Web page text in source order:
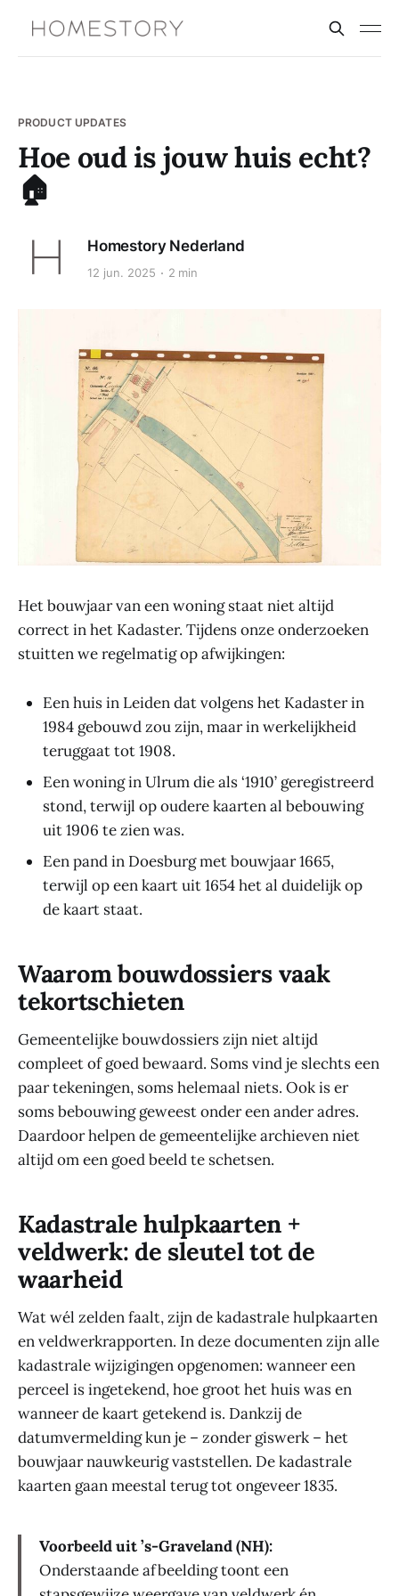
PRODUCT UPDATES
Hoe oud is jouw huis echt?
🏠
Homestory Nederland
12 jun. 2025 2 min
Het bouwjaar van een woning staat niet altijd
correct in het Kadaster. Tijdens onze onderzoeken
stuitten we regelmatig op afwijkingen:
Een huis in Leiden dat volgens het Kadaster in
1984 gebouwd zou zijn, maar in werkelijkheid
teruggaat tot 1908.
Een woning in Ulrum die als ‘1910’ geregistreerd
stond, terwijl op oudere kaarten al bebouwing
uit 1906 te zien was.
Een pand in Doesburg met bouwjaar 1665,
terwijl op een kaart uit 1654 het al duidelijk op
de kaart staat.
Waarom bouwdossiers vaak
tekortschieten
Gemeentelijke bouwdossiers zijn niet altijd
compleet of goed bewaard. Soms vind je slechts een
paar tekeningen, soms helemaal niets. Ook is er
soms bebouwing geweest onder een ander adres.
Daardoor helpen de gemeentelijke archieven niet
altijd om een goed beeld te schetsen.
Kadastrale hulpkaarten +
veldwerk: de sleutel tot de
waarheid
Wat wél zelden faalt, zijn de kadastrale hulpkaarten
en veldwerkrapporten. In deze documenten zijn alle
kadastrale wijzigingen opgenomen: wanneer een
perceel is ingetekend, hoe groot het huis was en
wanneer de kaart getekend is. Dankzij de
datumvermelding kun je – zonder giswerk – het
bouwjaar nauwkeurig vaststellen. De kadastrale
kaarten gaan meestal terug tot ongeveer 1835.
Voorbeeld uit ’s-Graveland (NH):
Onderstaande afbeelding toont een